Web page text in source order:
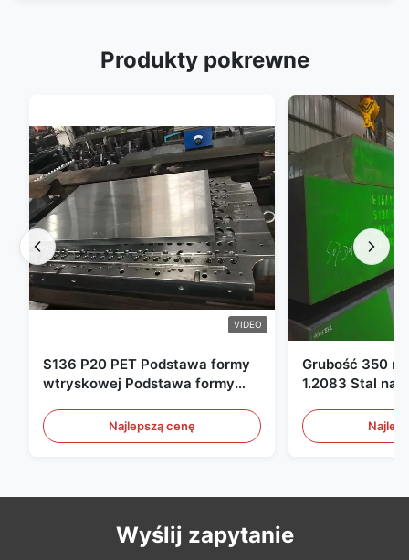
Produkty pokrewne
VIDEO
S136 P20 PET Podstawa formy
wtryskowej Podstawa formy
Najlepszą cenę
Grubość 350
1.2083 Stal
Wyślij zapytanie